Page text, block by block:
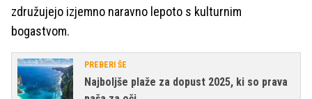
združujejo izjemno naravno lepoto s kulturnim
bogastvom.
PREBERI ŠE
Najboljše plaže za dopust 2025, ki so prava